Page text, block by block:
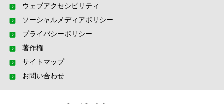
ウェブアクセシビリティ
ソーシャルメディアポリシー
プライバシーポリシー
著作権
サイトマップ
お問い合わせ